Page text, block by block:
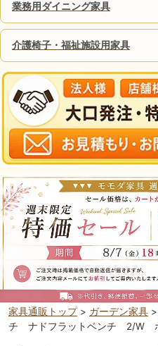
業務用ダイニング家具
介護椅子・福祉施設用家具
家具通販トップ> ガーデン家具 >
チ ナドフラットベンチ 2/W